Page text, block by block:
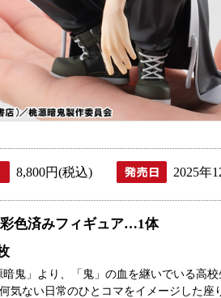
8,800円(税込) 2025年
色済みフィギュア…1体
鬼」より、「鬼」の血を継いでいる高
気ない日常のひとコマをイメージした